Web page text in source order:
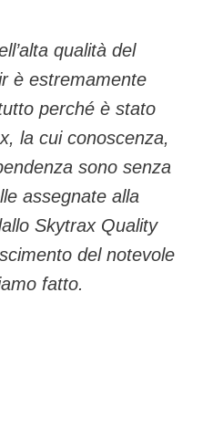
qualità del
è estremamente
perché è stato
la cui conoscenza,
sono senza
assegnate alla
Skytrax Quality
del notevole
fatto.